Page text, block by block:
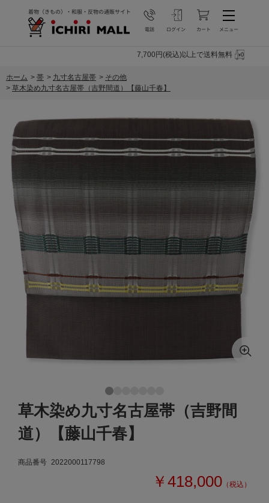
7,700円(税込)以上で送料無料
ホーム > 帯 > 九寸名古屋帯 > その他
> 草木染め九寸名古屋帯（吉野間道）【藤山千春】
草木染め九寸名古屋帯（吉野間
道）【藤山千春】
商品番号 2022000117798
￥418,000 （税込）